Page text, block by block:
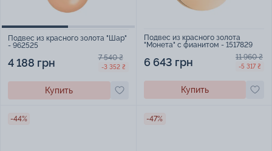
Подвес из красного золота "Шар"
- 962525
4 188 грн 7 540 ₴
-3 352 ₴
Купить
Подвес из красного золота
"Монета" с фианитом - 1517829
6 643 грн 11 960 ₴
-5 317 ₴
Купить
-44% -47%